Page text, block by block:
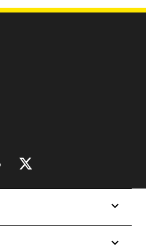
Tab
in New Tab
Opens in New Tab
Link Opens in New Tab